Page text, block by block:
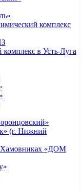
комплекс
комплекс в Усть-Луга
(г. Нижний
«ДОМ